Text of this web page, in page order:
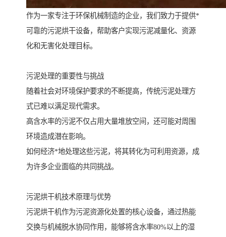
作为一家专注于环保机械制造的企业，我们致力于提供*
可靠的污泥烘干设备，帮助客户实现污泥减量化、资源
化和无害化处理目标。
污泥处理的重要性与挑战
随着社会对环境保护要求的不断提高，传统污泥处理方
式已难以满足现代需求。
高含水率的污泥不仅占用大量堆放空间，还可能对周围
环境造成潜在影响。
如何经济*地处理这些污泥，将其转化为可利用资源，成
为许多企业面临的共同挑战。
污泥烘干机技术原理与优势
污泥烘干机作为污泥资源化处置的核心设备，通过热能
交换与机械脱水协同作用，能够将含水率80%以上的湿